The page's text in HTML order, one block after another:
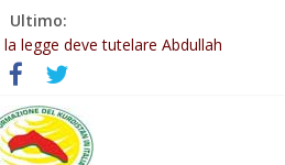
Ultimo:deve essere trasformata in
legge deve tutelare Abdullah
Şengal è di nuovo sotto minaccia
di Rêber Apo ostacolerebbe